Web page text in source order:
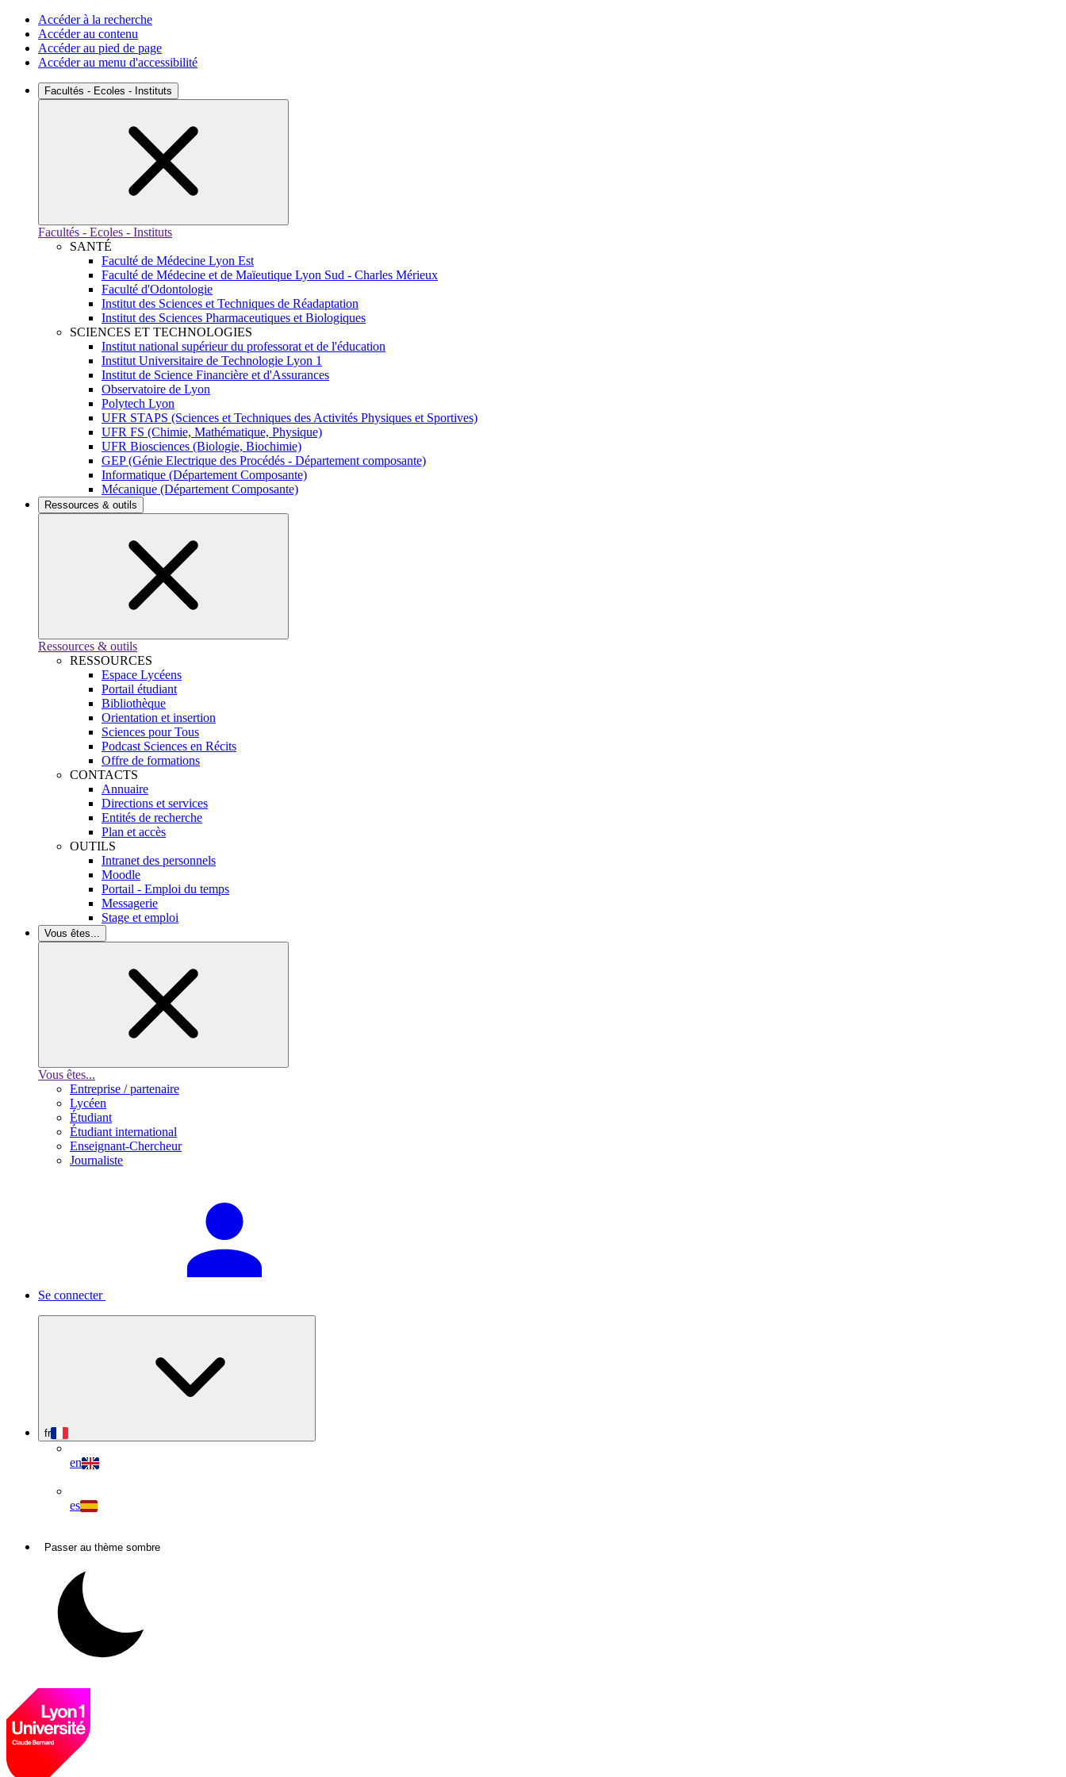
Accéder à la recherche
Accéder au contenu
Accéder au pied de page
Accéder au menu d'accessibilité
Facultés - Ecoles - Instituts
Facultés - Ecoles - Instituts
SANTÉ
Faculté de Médecine Lyon Est
Faculté de Médecine et de Maïeutique Lyon Sud - Charles Mérieux
Faculté d'Odontologie
Institut des Sciences et Techniques de Réadaptation
Institut des Sciences Pharmaceutiques et Biologiques
SCIENCES ET TECHNOLOGIES
Institut national supérieur du professorat et de l'éducation
Institut Universitaire de Technologie Lyon 1
Institut de Science Financière et d'Assurances
Observatoire de Lyon
Polytech Lyon
UFR STAPS (Sciences et Techniques des Activités Physiques et Sportives)
UFR FS (Chimie, Mathématique, Physique)
UFR Biosciences (Biologie, Biochimie)
GEP (Génie Electrique des Procédés - Département composante)
Informatique (Département Composante)
Mécanique (Département Composante)
Ressources & outils
Ressources & outils
RESSOURCES
Espace Lycéens
Portail étudiant
Bibliothèque
Orientation et insertion
Sciences pour Tous
Podcast Sciences en Récits
Offre de formations
CONTACTS
Annuaire
Directions et services
Entités de recherche
Plan et accès
OUTILS
Intranet des personnels
Moodle
Portail - Emploi du temps
Messagerie
Stage et emploi
Vous êtes...
Vous êtes...
Entreprise / partenaire
Lycéen
Étudiant
Étudiant international
Enseignant-Chercheur
Journaliste
Se connecter
fr
en
es
Passer au thème sombre